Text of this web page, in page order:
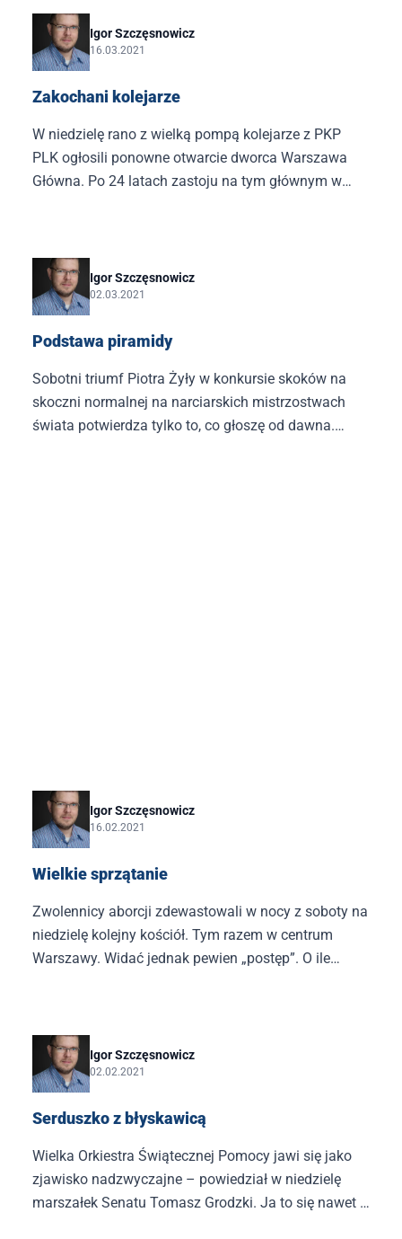
wiatr, zbiera burzę”, można założyć, że podpalenia
dokonali właśnie fani tego zabijania.
​Igor Szczęsnowicz
16.03.2021
Zakochani kolejarze
W niedzielę rano z wielką pompą kolejarze z PKP
PLK ogłosili ponowne otwarcie dworca Warszawa
Główna. Po 24 latach zastoju na tym głównym w
Polskie Linie Kolejowe.
Igor Szczęsnowicz
02.03.2021
Podstawa piramidy
Sobotni triumf Piotra Żyły w konkursie skoków na
skoczni normalnej na narciarskich mistrzostwach
świata potwierdza tylko to, co głoszę od dawna.
Igor Szczęsnowicz
16.02.2021
Wielkie sprzątanie
Zwolennicy aborcji zdewastowali w nocy z soboty na
niedzielę kolejny kościół. Tym razem w centrum
Warszawy. Widać jednak pewien „postęp”. O ile
konsekwencji obawiają – trudno jednoznacznie
orzec, ale wyraźnie nie są już tacy odważni.
Igor Szczęsnowicz
02.02.2021
Serduszko z błyskawicą
Wielka Orkiestra Świątecznej Pomocy jawi się jako
zjawisko nadzwyczajne – powiedział w niedzielę
marszałek Senatu Tomasz Grodzki. Ja to się nawet z